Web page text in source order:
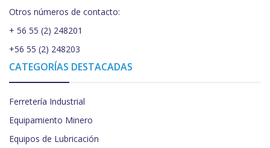
Otros números de contacto:
+ 56 55 (2) 248201
+56 55 (2) 248203
CATEGORÍAS DESTACADAS
Ferretería Industrial
Equipamiento Minero
Equipos de Lubricación